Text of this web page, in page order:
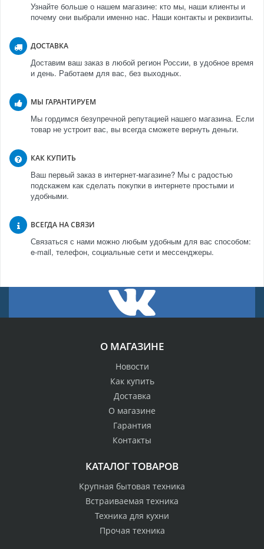
Узнайте больше о нашем магазине: кто мы, наши клиенты и
почему они выбрали именно нас. Наши контакты и реквизиты.
ДОСТАВКА
Доставим ваш заказ в любой регион России, в удобное время
и день. Работаем для вас, без выходных.
МЫ ГАРАНТИРУЕМ
Мы гордимся безупречной репутацией нашего магазина. Если
товар не устроит вас, вы всегда сможете вернуть деньги.
КАК КУПИТЬ
Ваш первый заказ в интернет-магазине? Мы с радостью
подскажем как сделать покупки в интернете простыми и
удобными.
ВСЕГДА НА СВЯЗИ
Связаться с нами можно любым удобным для вас способом:
e-mail, телефон, социальные сети и мессенджеры.
О МАГАЗИНЕ
Новости
Как купить
Доставка
О магазине
Гарантия
Контакты
КАТАЛОГ ТОВАРОВ
Крупная бытовая техника
Встраиваемая техника
Техника для кухни
Прочая техника